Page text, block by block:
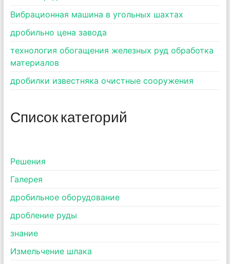
Вибрационная машина в угольных шахтах
дробильно цена завода
технология обогащения железных руд обработка
материалов
дробилки известняка очистные сооружения
Список категорий
Pешения
Галерея
дробильное оборудование
дробление руды
знание
Измельчение шлака